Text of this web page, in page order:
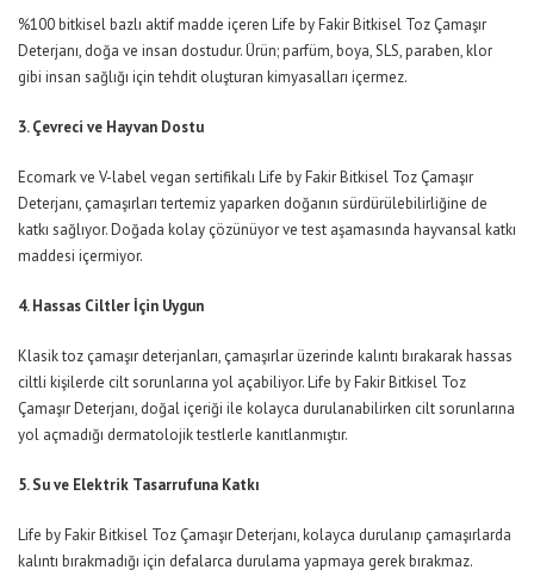
%100 bitkisel bazlı aktif madde içeren Life by Fakir Bitkisel Toz Çamaşır
Deterjanı, doğa ve insan dostudur. Ürün; parfüm, boya, SLS, paraben, klor
gibi insan sağlığı için tehdit oluşturan kimyasalları içermez.
3. Çevreci ve Hayvan Dostu
Ecomark ve V-label vegan sertifikalı Life by Fakir Bitkisel Toz Çamaşır
Deterjanı, çamaşırları tertemiz yaparken doğanın sürdürülebilirliğine de
katkı sağlıyor. Doğada kolay çözünüyor ve test aşamasında hayvansal katkı
maddesi içermiyor.
4. Hassas Ciltler İçin Uygun
Klasik toz çamaşır deterjanları, çamaşırlar üzerinde kalıntı bırakarak hassas
ciltli kişilerde cilt sorunlarına yol açabiliyor. Life by Fakir Bitkisel Toz
Çamaşır Deterjanı, doğal içeriği ile kolayca durulanabilirken cilt sorunlarına
yol açmadığı dermatolojik testlerle kanıtlanmıştır.
5. Su ve Elektrik Tasarrufuna Katkı
Life by Fakir Bitkisel Toz Çamaşır Deterjanı, kolayca durulanıp çamaşırlarda
kalıntı bırakmadığı için defalarca durulama yapmaya gerek bırakmaz.